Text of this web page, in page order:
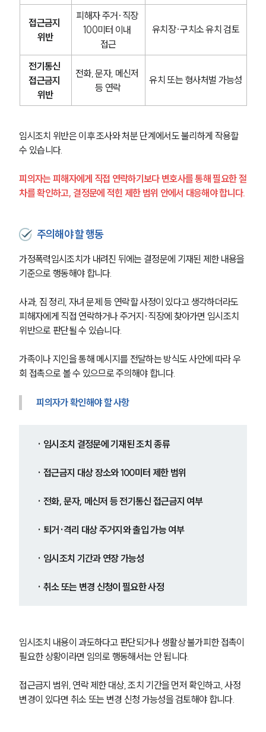
형사전문변호사
언론보도
뉴스레터/브로슈어
대륜법률상담예약
접근금지
위반
피해자 주거·직장
100미터 이내
접근
유치장·구치소 유치 검토
전기통신
접근금지
위반
전화, 문자, 메신저
등 연락
유치 또는 형사처벌 가능성
임시조치 위반은 이후 조사와 처분 단계에서도 불리하게 작용할
수 있습니다.
피의자는 피해자에게 직접 연락하기보다 변호사를 통해 필요한 절
차를 확인하고, 결정문에 적힌 제한 범위 안에서 대응해야 합니다.
주의해야 할 행동
가정폭력임시조치가 내려진 뒤에는 결정문에 기재된 제한 내용을
기준으로 행동해야 합니다.
사과, 짐 정리, 자녀 문제 등 연락할 사정이 있다고 생각하더라도
피해자에게 직접 연락하거나 주거지·직장에 찾아가면 임시조치
위반으로 판단될 수 있습니다.
가족이나 지인을 통해 메시지를 전달하는 방식도 사안에 따라 우
회 접촉으로 볼 수 있으므로 주의해야 합니다.
피의자가 확인해야 할 사항
· 임시조치 결정문에 기재된 조치 종류
· 접근금지 대상 장소와 100미터 제한 범위
· 전화, 문자, 메신저 등 전기통신 접근금지 여부
· 퇴거·격리 대상 주거지와 출입 가능 여부
· 임시조치 기간과 연장 가능성
· 취소 또는 변경 신청이 필요한 사정
임시조치 내용이 과도하다고 판단되거나 생활상 불가피한 접촉이
필요한 상황이라면 임의로 행동해서는 안 됩니다.
접근금지 범위, 연락 제한 대상, 조치 기간을 먼저 확인하고, 사정
변경이 있다면 취소 또는 변경 신청 가능성을 검토해야 합니다.